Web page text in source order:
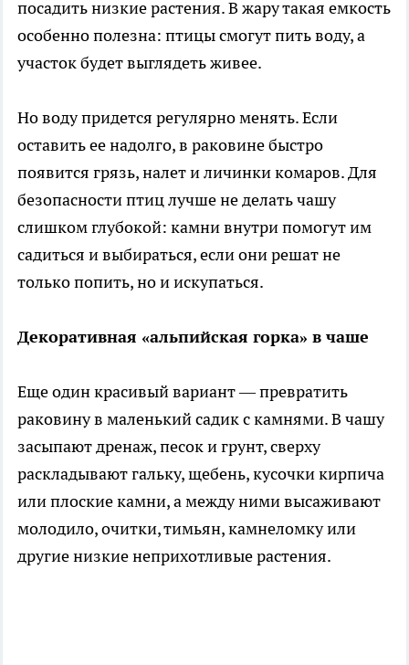
посадить низкие растения. В жару такая емкость
особенно полезна: птицы смогут пить воду, а
участок будет выглядеть живее.
Но воду придется регулярно менять. Если
оставить ее надолго, в раковине быстро
появится грязь, налет и личинки комаров. Для
безопасности птиц лучше не делать чашу
слишком глубокой: камни внутри помогут им
садиться и выбираться, если они решат не
только попить, но и искупаться.
Декоративная «альпийская горка» в чаше
Еще один красивый вариант — превратить
раковину в маленький садик с камнями. В чашу
засыпают дренаж, песок и грунт, сверху
раскладывают гальку, щебень, кусочки кирпича
или плоские камни, а между ними высаживают
молодило, очитки, тимьян, камнеломку или
другие низкие неприхотливые растения.